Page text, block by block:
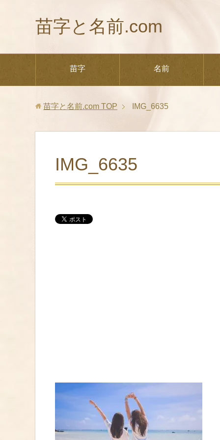
苗字と名前.com
苗字 名前
苗字と名前.com TOP IMG_6635
IMG_6635